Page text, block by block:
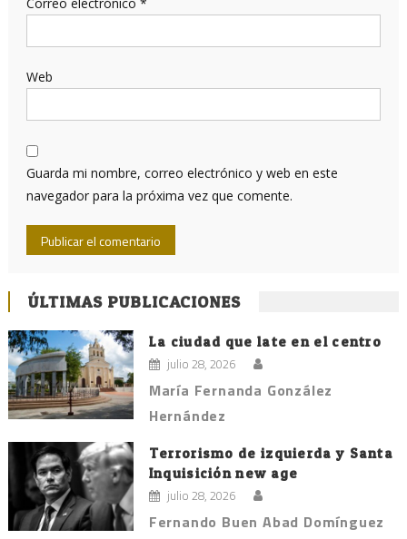
Web
Guarda mi nombre, correo electrónico y web en este
navegador para la próxima vez que comente.
ÚLTIMAS PUBLICACIONES
La ciudad que late en el centro
julio 28, 2026
María Fernanda González
Hernández
Terrorismo de izquierda y Santa
Inquisición new age
julio 28, 2026
Fernando Buen Abad Domínguez